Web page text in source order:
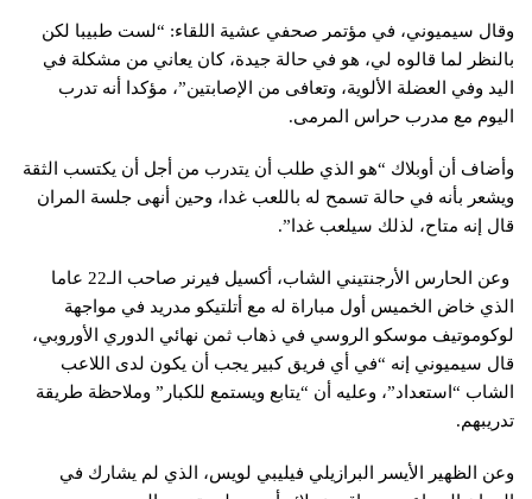
وقال سيميوني، في مؤتمر صحفي عشية اللقاء: “لست طبيبا لكن
بالنظر لما قالوه لي، هو في حالة جيدة، كان يعاني من مشكلة في
اليد وفي العضلة الألوية، وتعافى من الإصابتين”، مؤكدا أنه تدرب
اليوم مع مدرب حراس المرمى.
وأضاف أن أوبلاك “هو الذي طلب أن يتدرب من أجل أن يكتسب الثقة
ويشعر بأنه في حالة تسمح له باللعب غدا، وحين أنهى جلسة المران
قال إنه متاح، لذلك سيلعب غدا”.
وعن الحارس الأرجنتيني الشاب، أكسيل فيرنر صاحب الـ22 عاما
الذي خاض الخميس أول مباراة له مع أتلتيكو مدريد في مواجهة
لوكوموتيف موسكو الروسي في ذهاب ثمن نهائي الدوري الأوروبي،
قال سيميوني إنه “في أي فريق كبير يجب أن يكون لدى اللاعب
الشاب “استعداد”، وعليه أن “يتابع ويستمع للكبار” وملاحظة طريقة
تدريبهم.
وعن الظهير الأيسر البرازيلي فيليبي لويس، الذي لم يشارك في